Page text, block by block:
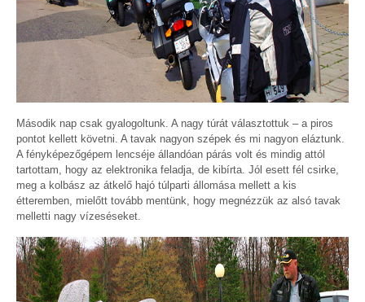
Második nap csak gyalogoltunk. A nagy túrát választottuk – a piros
pontot kellett követni. A tavak nagyon szépek és mi nagyon eláztunk.
A fényképezőgépem lencséje állandóan párás volt és mindig attól
tartottam, hogy az elektronika feladja, de kibírta. Jól esett fél csirke,
meg a kolbász az átkelő hajó túlparti állomása mellett a kis
étteremben, mielőtt tovább mentünk, hogy megnézzük az alsó tavak
melletti nagy vízeséseket.